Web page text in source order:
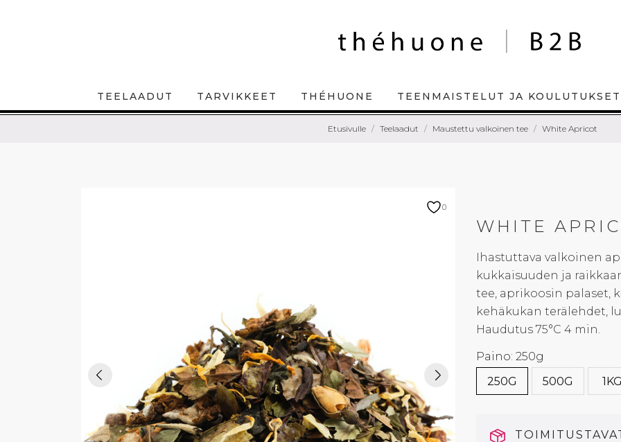
TEELAADUT TARVIKKEET THÉHUONE TEENMAISTELUT JA KOULUTUKSET
Etusivulle Teelaadut Maustettu valkoinen tee White Apricot
0
WHITE
Ihastuttava valkoinen
kukkaisuuden ja
tee, aprikoosin palaset,
kehäkukan terälehdet,
Haudutus 75°C 4 min.
Paino: 250g
250G
500G 1KG